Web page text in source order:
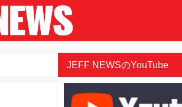
JEFF NEWSのYouTube